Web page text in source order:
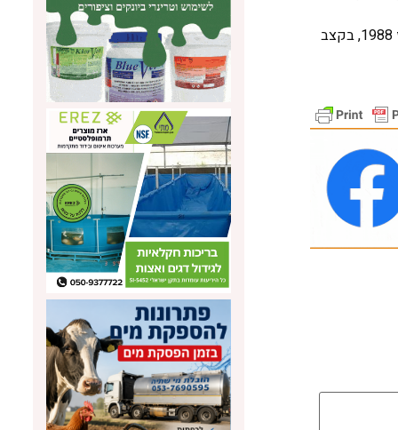
טמפרטורת המים: נמשכת מגמת העלייה בטמפרטורת המים העמוקים. במקביל, נמדדת עלייה מתמשכת גם בטמפרטורת פני הים מאז 1988, בקצב